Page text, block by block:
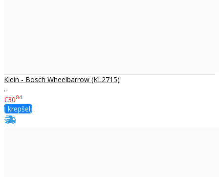
Klein - Bosch Wheelbarrow (KL2715)
..
€3084
Į krepšelį